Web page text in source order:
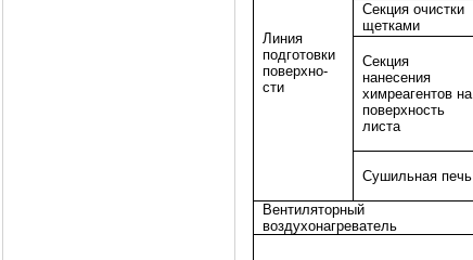
Линия
подготовки
поверхно-
сти
Секция очистки
щетками
Секция
нанесения
химреагентов на
поверхность
листа
Сушильная печь
Вентиляторный
воздухонагреватель